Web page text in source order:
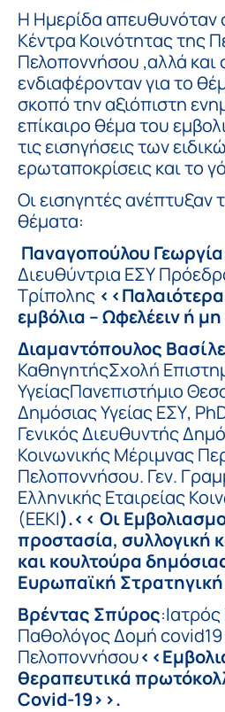
Η Ημερίδα απευθυνόταν
Κέντρα Κοινότητας της
Πελοποννήσου ,αλλά και
ενδιαφέρονταν για το
σκοπό την αξιόπιστη
επίκαιρο θέμα του
τις εισηγήσεις των
ερωταποκρίσεις και το
Οι εισηγητές
θέματα:
Παναγοπούλου Γεωργία
Διευθύντρια ΕΣΥ
Τρίπολης
εμβόλια – Ωφελέειν ή
Διαμαντόπουλος
ΚαθηγητήςΣχολή
ΥγείαςΠανεπιστήμιο
Δημόσιας Υγείας ΕΣΥ,
Γενικός Διευθυντής
Κοινωνικής Μέριμνας
Πελοποννήσου. Γεν.
Ελληνικής Εταιρείας
(ΕΕΚΙ).<< Οι
προστασία, συλλογική
και κουλτούρα
Ευρωπαϊκή
Βρέντας Σπύρος:Ιατρός
Παθολόγος Δομή covid19
Πελοποννήσου
θεραπευτικά
Covid-19>>.